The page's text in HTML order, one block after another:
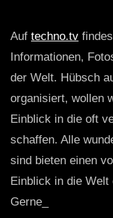
Auf techno.tv
Informationen,
der Welt. Hübsch
organisiert, wollen
Einblick in die oft
schaffen. Alle
sind bieten einen
Einblick in die
Gerne_